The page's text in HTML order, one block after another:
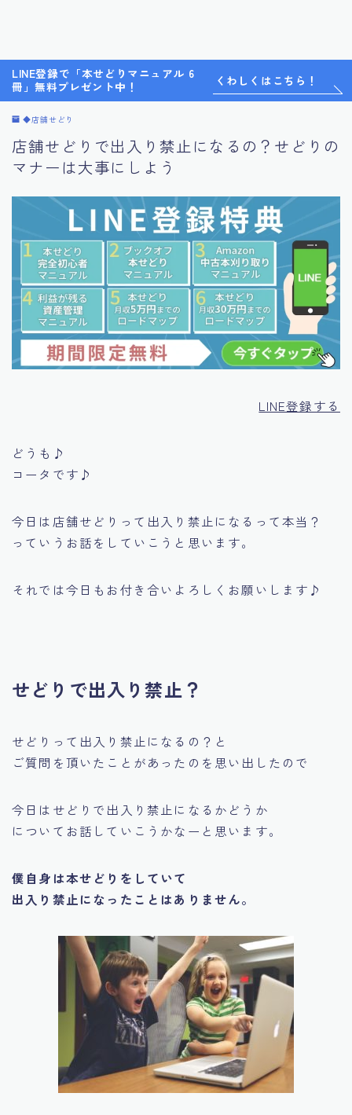
LINE登録で「本せどりマニュアル 6
冊」無料プレゼント中！
くわしくはこちら！
◆店舗せどり
店舗せどりで出入り禁止になるの？せどりの
マナーは大事にしよう
LINE登録する
どうも♪
コータです♪
今日は 店舗せどりって出入り禁止になるって本当？
っていうお話をしていこうと思います。
それでは今日もお付き合いよろしくお願いします♪
せどりで出入り禁止？
せどりって出入り禁止になるの？と
ご質問を頂いたことがあったのを思い出したので
今日はせどりで出入り禁止になるかどうか
についてお話していこうかなーと思います。
僕自身は本せどりをしていて
出入り禁止になったことはありません。